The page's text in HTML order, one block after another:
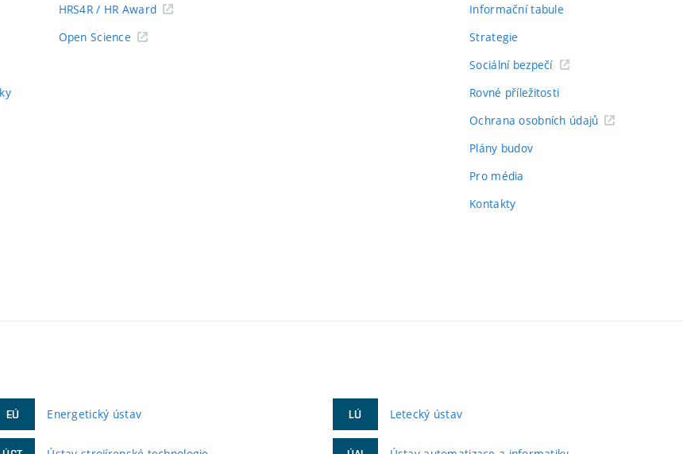
HRS4R / HR Award
Open Science
Informační tabule
Strategie
Sociální bezpečí
Rovné příležitosti
Ochrana osobních údajů
Plány budov
Pro média
Kontakty
EÚ Energetický ústav LÚ Letecký ústav